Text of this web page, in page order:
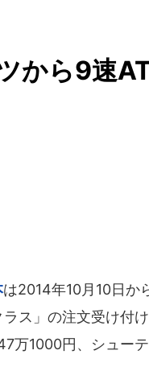
から9速
は2014年10月10日か
ス」の注文受け付
万1000円、シュー